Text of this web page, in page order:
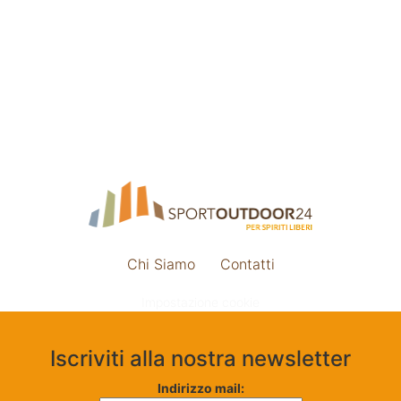
Chi Siamo Contatti
Iscriviti alla nostra newsletter
Indirizzo mail: